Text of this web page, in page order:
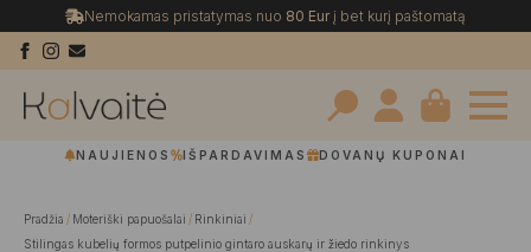
Nemokamas pristatymas nuo 80 Eurį bet kurį paštomatą
Search
NAUJIENOS IŠPARDAVIMAS DOVANŲ KUPONAI
Pradžia Moteriški papuošalai
Rinkiniai
Stilingas kubelių formos putpelinio gintaro auskarų ir žiedo rinkinys